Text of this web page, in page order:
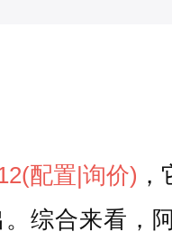
(配置|询价)
综合来看，